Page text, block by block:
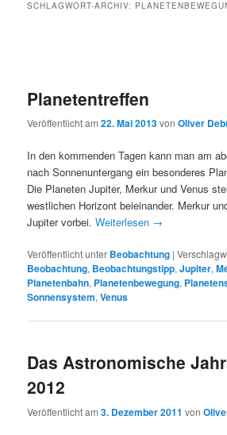
SCHLAGWORT-ARCHIV:
Planetentreffen
Veröffentlicht am22. Mai 2013vonOliver
In den kommenden Tagen kann man am
nach Sonnenuntergang ein besonderes
Die Planeten Jupiter, Merkur und Venus
westlichen Horizont beieinander. Merkur
Jupiter vorbei.Weiterlesen →
Veröffentlicht unter Beobachtung |
Beobachtung, Beobachtungstipp,Jupiter,
Planetenbahn, Planetenbewegung,
Sonnensystem,Venus
Das Astronomische Jahr
2012
Veröffentlicht am3. Dezember 2011 von